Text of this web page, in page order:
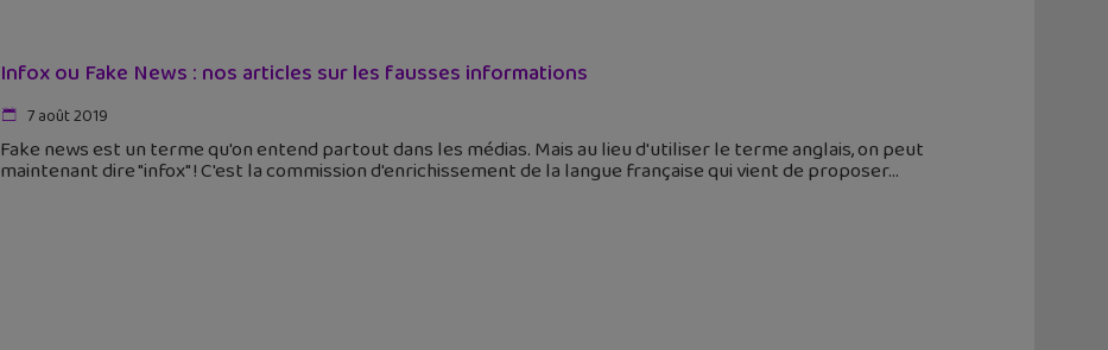
Infox ou Fake News : nos articles sur les fausses informations
7 août 2019
Fake news est un terme qu'on entend partout dans les médias. Mais au lieu d'utiliser le terme anglais, on peut
maintenant dire "infox" ! C'est la commission d'enrichissement de la langue française qui vient de proposer